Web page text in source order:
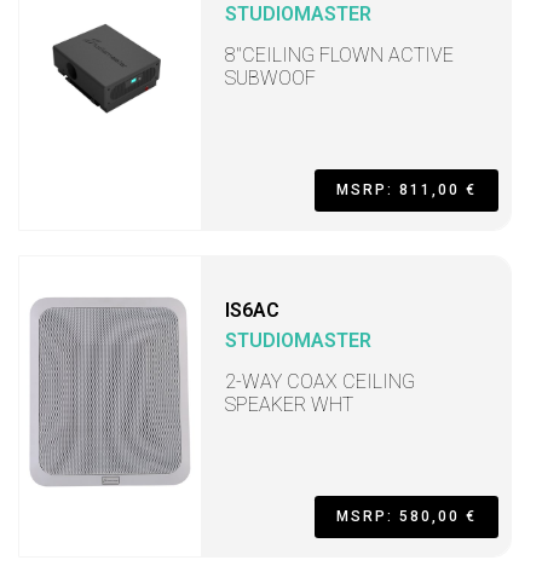
STUDIOMASTER
8"CEILING FLOWN ACTIVE
SUBWOOF
MSRP: 811,00 €
IS6AC
STUDIOMASTER
2-WAY COAX CEILING
SPEAKER WHT
MSRP: 580,00 €